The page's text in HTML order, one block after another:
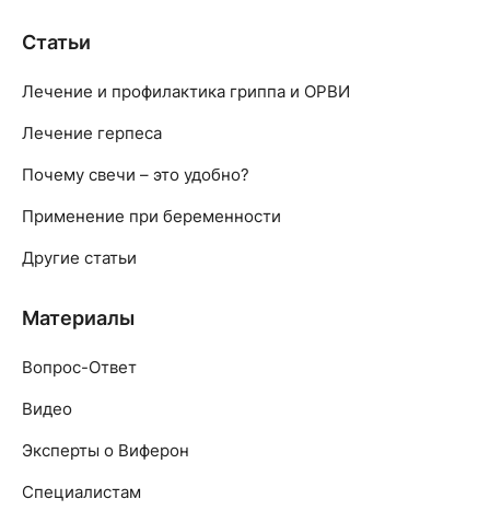
Статьи
Лечение и профилактика гриппа и ОРВИ
Лечение герпеса
Почему свечи – это удобно?
Применение при беременности
Другие статьи
Материалы
Вопрос-Ответ
Видео
Эксперты о Виферон
Специалистам